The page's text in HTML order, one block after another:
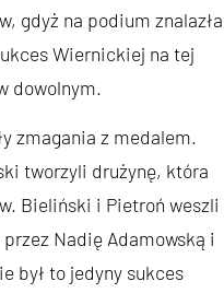
gdyż na podium znalazła
Wiernickiej na tej
dowolnym.
zmagania z medalem.
tworzyli drużynę, która
Bieliński i Pietroń weszli
Nadię Adamowską i
był to jedyny sukces